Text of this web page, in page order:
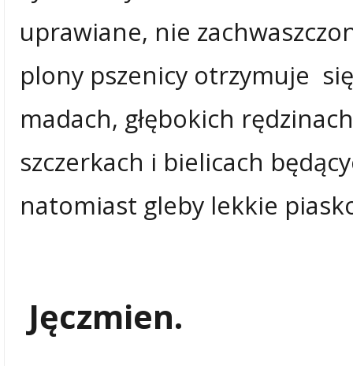
uprawiane, nie
plony pszenicy otrzymuje
madach, głębokich
szczerkach i bielicach
natomiast gleby lekkie
Jęczmien.